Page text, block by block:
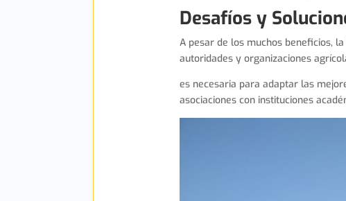
Desafíos y
A pesar de los muchos beneficios,
autoridades y organizaciones
es necesaria para adaptar las
asociaciones con instituciones